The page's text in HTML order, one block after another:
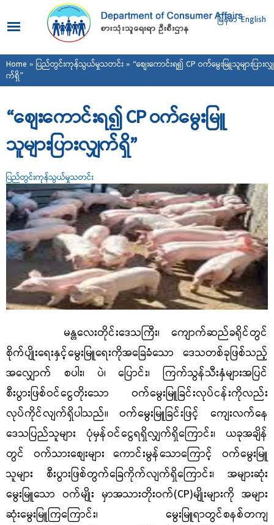
main
content
မြန်မာ English
You are here
Home » ပြည်တွင်းကုန်သွယ်မှုသတင်း» “စျေးကောင်းရ၍ CP ဝက်မွေးမြူသူများပြားလျှ
က်ရှိ”
“စျေးကောင်းရ၍ CP ဝက်မွေးမြူ
သူများပြားလျှက်ရှိ”
ပြည်တွင်းကုန်သွယ်မှုသတင်း
မန္တလေးတိုင်းဒေသကြီး၊ ကျောက်ဆည်ခရိုင်တွင်
စိုက်ပျိုးရေးနှင့်မွေးမြူရေးကိုအခြေခံသော ဒေသတစ်ခုဖြစ်သည့်
အလျှောက် စပါး၊ ပဲ၊ ပြောင်း၊ ကြက်သွန်သီးနှံများအပြင်
စီးပွားဖြစ်ဝင်ငွေတိုးသော ဝက်မွေးမြူခြင်းလုပ်ငန်းကိုလည်း
လုပ်ကိုင်လျက်ရှိပါသည်။ ဝက်မွေးမြူခြင်းဖြင့် ကျေးလက်နေ
ဒေသပြည်သူများ ပုံမှန်ဝင်ငွေရရှိလျှက်ရှိကြောင်း၊ ယခုအချိန်
တွင် ဝက်သားစျေးများ ကောင်းမွန်သောကြောင့် ဝက်မွေးမြူ
သူများ စီးပွားဖြစ်တွက်ခြေကိုက်လျက်ရှိကြောင်း၊ အများဆုံး
မွေးမြူသော ဝက်မျိုး မှာအသားတိုးဝက်(CP)မျိုးများကို အများ
ဆုံးမွေးမြူကြကြောင်း၊ မွေးမြူရာတွင်စနစ်တကျ